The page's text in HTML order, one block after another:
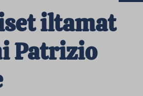
iltamat
Patrizio